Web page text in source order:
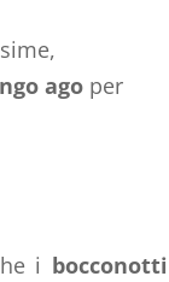
ago per
i bocconotti